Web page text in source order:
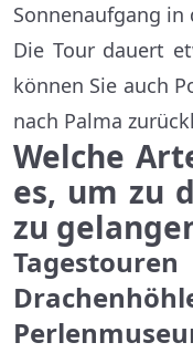
Sonnenaufgang
Die Tour dauert
können Sie auch
nach Palma
Welche
es, um zu
zu